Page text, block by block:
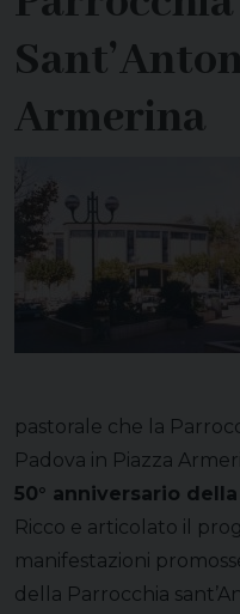
Armerina
pastorale che la
Padova in Piazza
50° anniversario
Ricco e articolato il
manifestazioni
della Parrocchia